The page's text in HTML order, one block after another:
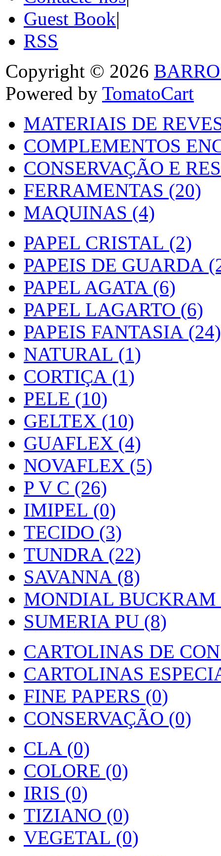
Guest Book|
RSS
Copyright © 2026
Powered by TomatoCart
MATERIAIS DE
COMPLEMENTOS
CONSERVAÇÃO E
FERRAMENTAS (20)
MAQUINAS (4)
PAPEL CRISTAL (2)
PAPEIS DE GUARDA
PAPEL AGATA (6)
PAPEL LAGARTO (6)
PAPEIS FANTASIA (24)
NATURAL (1)
CORTIÇA (1)
PELE (10)
GELTEX (10)
GUAFLEX (4)
NOVAFLEX (5)
P V C (26)
IMIPEL (0)
TECIDO (3)
TUNDRA (22)
SAVANNA (8)
MONDIAL BUCKRAM
SUMERIA PU (8)
CARTOLINAS DE
CARTOLINAS
FINE PAPERS (0)
CONSERVAÇÃO (0)
CLA (0)
COLORE (0)
IRIS (0)
TIZIANO (0)
VEGETAL (0)